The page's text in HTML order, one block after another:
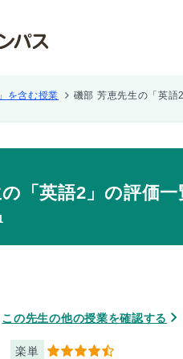
を含む授業 磯部 芳恵先生の「英語
「英語2」の評価一
この先生の他の授業を確認する
楽単 4.5